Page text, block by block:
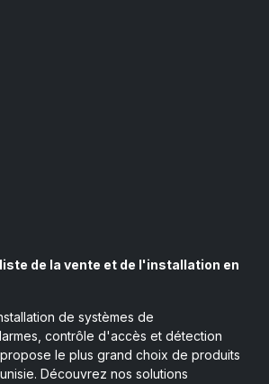
de la vente et de l'installation en
de systèmes de
contrôle d'accès et détection
le plus grand choix de produits
Découvrez nos solutions